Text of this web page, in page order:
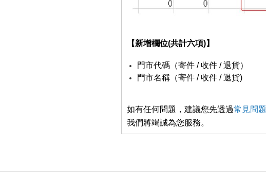
【新增欄位(共計六項)】
門市代碼（寄件 / 收件 / 退貨）
門市名稱（寄件 / 收件 / 退貨)
如有任何問題，建議您先透過常見問題
我們將竭誠為您服務。